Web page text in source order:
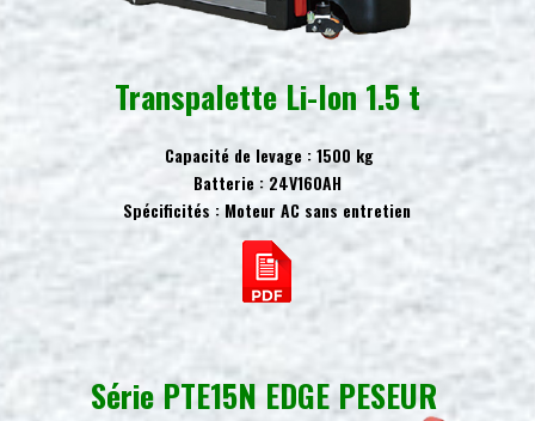
Transpalette Li-Ion 1.5 t
Capacité de levage : 1500 kg
Batterie : 24V160AH
Spécificités : Moteur AC sans entretien
Série PTE15N EDGE PESEUR